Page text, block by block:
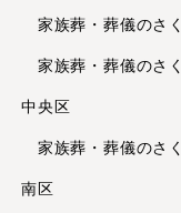
2023年7月
2023年6月
2023年4月
2023年3月
2023年2月
家族葬・葬儀のさ
家族葬・葬儀のさ
中央区
家族葬・葬儀のさ
南区